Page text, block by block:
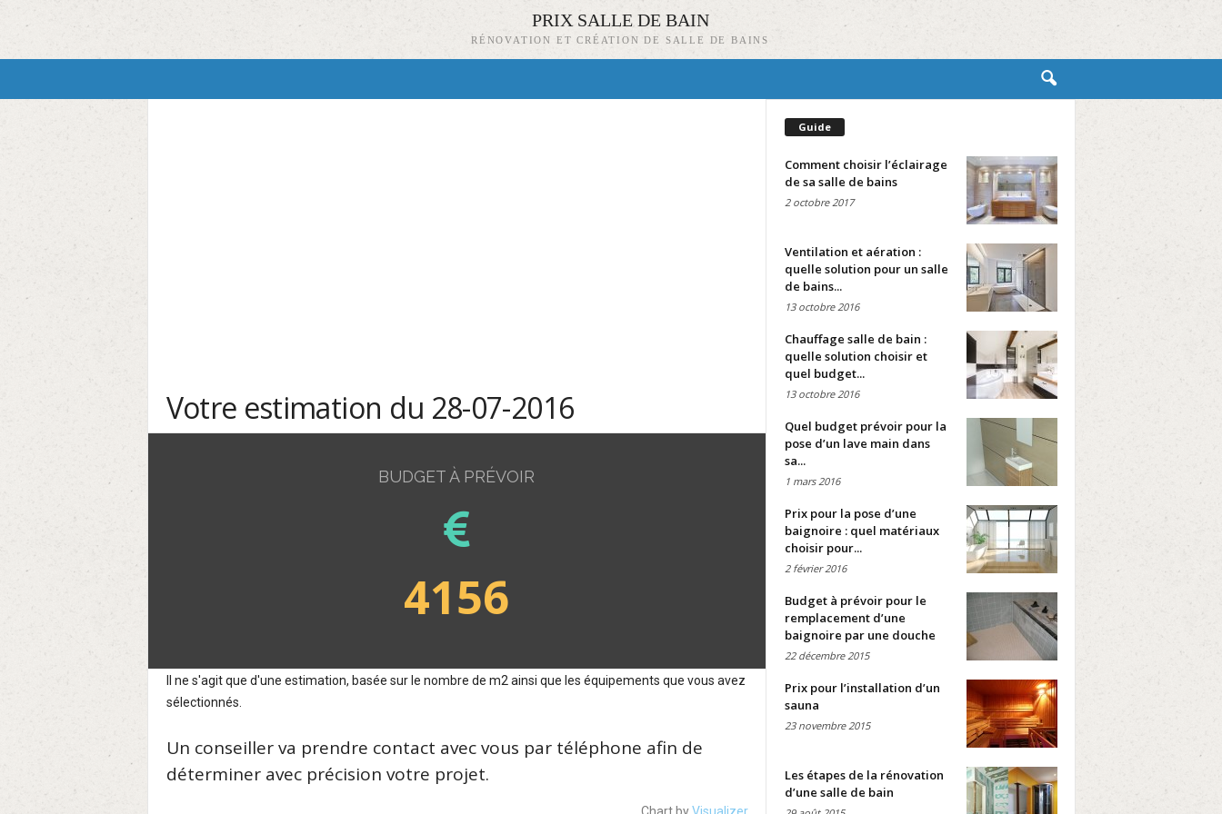
PRIX SALLE DE BAIN
RÉNOVATION ET CRÉATION DE SALLE DE BAINS
Votre estimation du 28-07-2016
BUDGET À PRÉVOIR
4156
Il ne s'agit que d'une estimation, basée sur le nombre de m2 ainsi que les équipements que vous avez
sélectionnés.
Un conseiller va prendre contact avec vous par téléphone afin de
déterminer avec précision votre projet.
Chart byVisualizer
Guide
Comment choisir l’éclairage
de sa salle de bains
2 octobre 2017
Ventilation et aération :
quelle solution pour un salle
de bains...
13 octobre 2016
Chauffage salle de bain :
quelle solution choisir et
quel budget...
13 octobre 2016
Quel budget prévoir pour la
pose d’un lave main dans
sa...
1 mars 2016
Prix pour la pose d’une
baignoire : quel matériaux
choisir pour...
2 février 2016
Budget à prévoir pour le
remplacement d’une
baignoire par une douche
22 décembre 2015
Prix pour l’installation d’un
sauna
23 novembre 2015
Les étapes de la rénovation
d’une salle de bain